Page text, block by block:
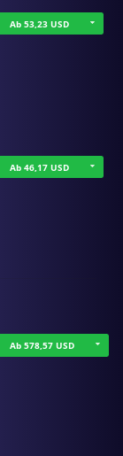
Ab 53,23 USD
Ab 46,17 USD
Ab 578,57 USD